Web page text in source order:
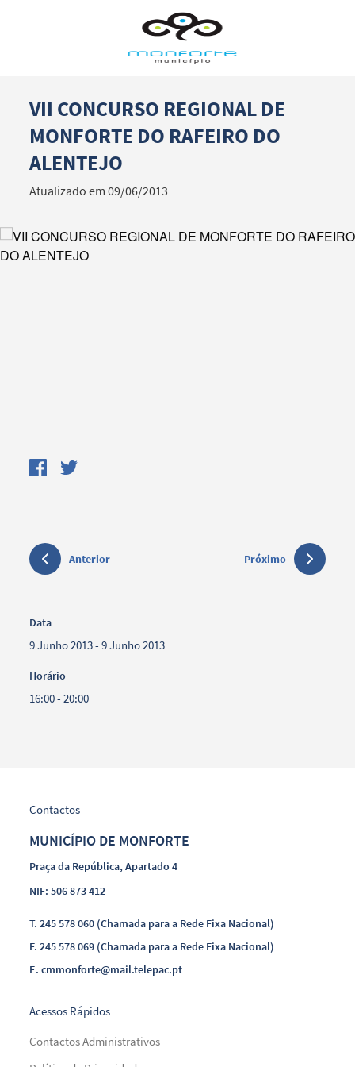
Termo de Pesquisa
VII CONCURSO REGIONAL DE
MONFORTE DO RAFEIRO DO
ALENTEJO
Atualizado em 09/06/2013
Anterior Próximo
Data
9 Junho 2013 - 9 Junho 2013
Horário
16:00 - 20:00
Contactos
MUNICÍPIO DE MONFORTE
Praça da República, Apartado 4
NIF: 506 873 412
T.245 578 060 (Chamada para a Rede Fixa Nacional)
F.245 578 069 (Chamada para a Rede Fixa Nacional)
E.cmmonforte@mail.telepac.pt
Acessos Rápidos
Contactos Administrativos